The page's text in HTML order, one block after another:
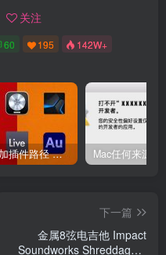
关注
60 195 142W+
宿主添加插件路径 插件路径设置 VSTPlugins路径
下一篇
金属8弦电吉他 Impact
Soundworks Shreddage 3